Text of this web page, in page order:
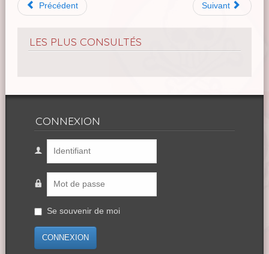
Précédent Suivant
LES PLUS CONSULTÉS
CONNEXION
Se souvenir de moi
CONNEXION